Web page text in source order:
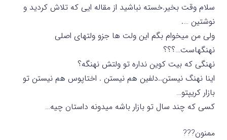
سلام وقت بخیر.خسته نباشید از مقاله ایی که تلاش کردید و
نوشتین ….
ولی من میخوام بگم این ولت ها جزو ولتهای اصلی
نهنگهاست…؟؟؟
نهنگی که بیت کوین نداره تو ولتش نهنگه؟
اینا نهنگ نیستن..دلفین هم نیستن . اختاپوس هم نیستن تو
بازار کریپتو…
کسی که چند سال تو بازار باشه میدونه داستان چیه…
ممنون???